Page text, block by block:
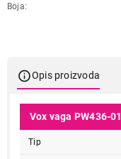
Boja
Opis proizvoda
Vox vaga PW436-01
Tip